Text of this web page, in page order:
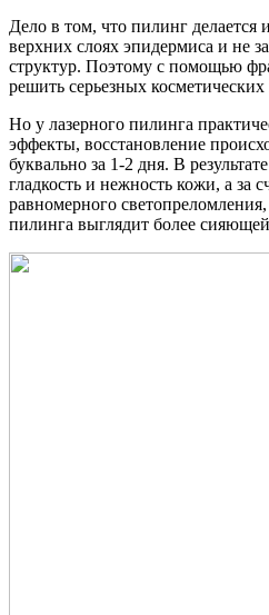
Дело в том, что пилинг делается
верхних слоях эпидермиса и не
структур. Поэтому с помощью
решить серьезных
Но у лазерного пилинга
эффекты, восстановление
буквально за 1-2 дня. В
гладкость и нежность кожи, а за
равномерного
пилинга выглядит более